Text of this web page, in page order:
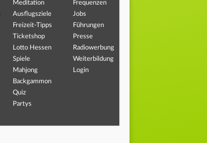
Meditation
Ausflugsziele
Freizeit-Tipps
Ticketshop
Lotto Hessen
Spiele
Mahjong
Backgammon
Quiz
Partys
Frequenzen
Jobs
Führungen
Presse
Radiowerbung
Weiterbildung
Login